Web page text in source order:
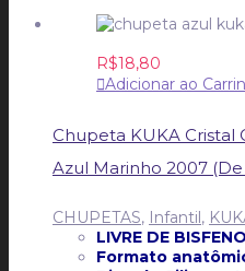
R$18,80
Adicionar ao
Chupeta KUKA Cristal
Azul Marinho 2007 (De
CHUPETAS, Infantil,
LIVRE DE
Formato